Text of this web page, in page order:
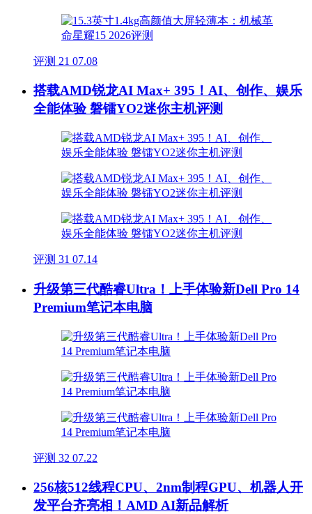
评测 21 07.08
搭载AMD锐龙AI Max+ 395！AI、创作、娱乐
全能体验 磐镭YO2迷你主机评测
评测 31 07.14
升级第三代酷睿Ultra！上手体验新Dell Pro 14
Premium笔记本电脑
评测 32 07.22
256核512线程CPU、2nm制程GPU、机器人开
发平台齐亮相！AMD AI新品解析